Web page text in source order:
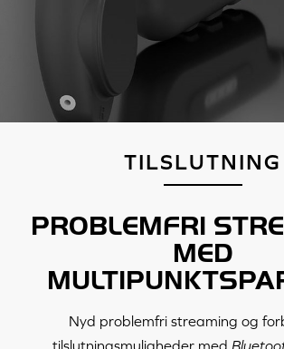
TILSLUTNING
PROBLEMFRI
MED
Nyd problemfri streaming og
tilslutningsmuligheder med